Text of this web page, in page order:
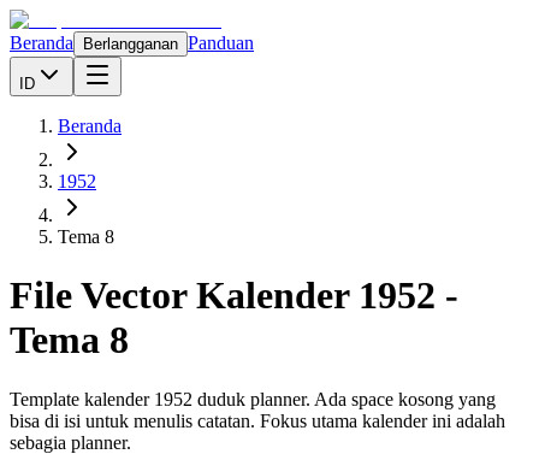
Beranda Berlangganan Panduan
ID
Beranda
1952
Tema 8
File Vector Kalender 1952 -
Tema 8
Template kalender 1952 duduk planner. Ada space kosong yang
bisa di isi untuk menulis catatan. Fokus utama kalender ini adalah
sebagia planner.